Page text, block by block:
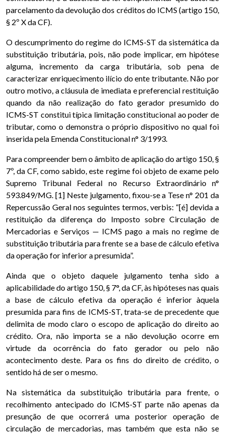
parcelamento da devolução dos créditos do ICMS (artigo 150,
§ 2º X da CF).
O descumprimento do regime do ICMS-ST da sistemática da
substituição tributária, pois, não pode implicar, em hipótese
alguma, incremento da carga tributária, sob pena de
caracterizar enriquecimento ilício do ente tributante. Não por
outro motivo, a cláusula de imediata e preferencial restituição
quando da não realização do fato gerador presumido do
ICMS-ST constitui típica limitação constitucional ao poder de
tributar, como o demonstra o próprio dispositivo no qual foi
inserida pela Emenda Constitucional n° 3/1993.
Para compreender bem o âmbito de aplicação do artigo 150, §
7º, da CF, como sabido, este regime foi objeto de exame pelo
Supremo Tribunal Federal no Recurso Extraordinário n°
593.849/MG. [1] Neste julgamento, fixou-se a Tese n° 201 da
Repercussão Geral nos seguintes termos, verbis: “[é] devida a
restituição da diferença do Imposto sobre Circulação de
Mercadorias e Serviços — ICMS pago a mais no regime de
substituição tributária para frente se a base de cálculo efetiva
da operação for inferior a presumida”.
Ainda que o objeto daquele julgamento tenha sido a
aplicabilidade do artigo 150, § 7°, da CF, às hipóteses nas quais
a base de cálculo efetiva da operação é inferior àquela
presumida para fins de ICMS-ST, trata-se de precedente que
delimita de modo claro o escopo de aplicação do direito ao
crédito. Ora, não importa se a não devolução ocorre em
virtude da ocorrência do fato gerador ou pelo não
acontecimento deste. Para os fins do direito de crédito, o
sentido há de ser o mesmo.
Na sistemática da substituição tributária para frente, o
recolhimento antecipado do ICMS-ST parte não apenas da
presunção de que ocorrerá uma posterior operação de
circulação de mercadorias, mas também que esta não se